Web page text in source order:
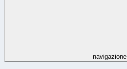
navigazione